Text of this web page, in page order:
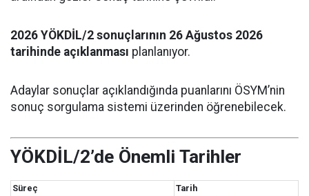
2026 YÖKDİL/2 sonuçlarının 26 Ağustos 2026
tarihinde açıklanması planlanıyor.
Adaylar sonuçlar açıklandığında puanlarını ÖSYM’nin
sonuç sorgulama sistemi üzerinden öğrenebilecek.
YÖKDİL/2’de Önemli Tarihler
Süreç
Tarih